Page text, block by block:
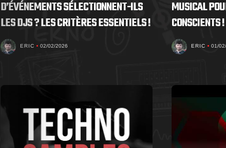
nous
!
D’ÉVÉNEMENTS SÉLECTIONNENT-ILS
LES DJS ? LES CRITÈRES ESSENTIELS !
ERIC 02/02/2026
MUSICAL
CONSCIENTS !
ERIC 01/